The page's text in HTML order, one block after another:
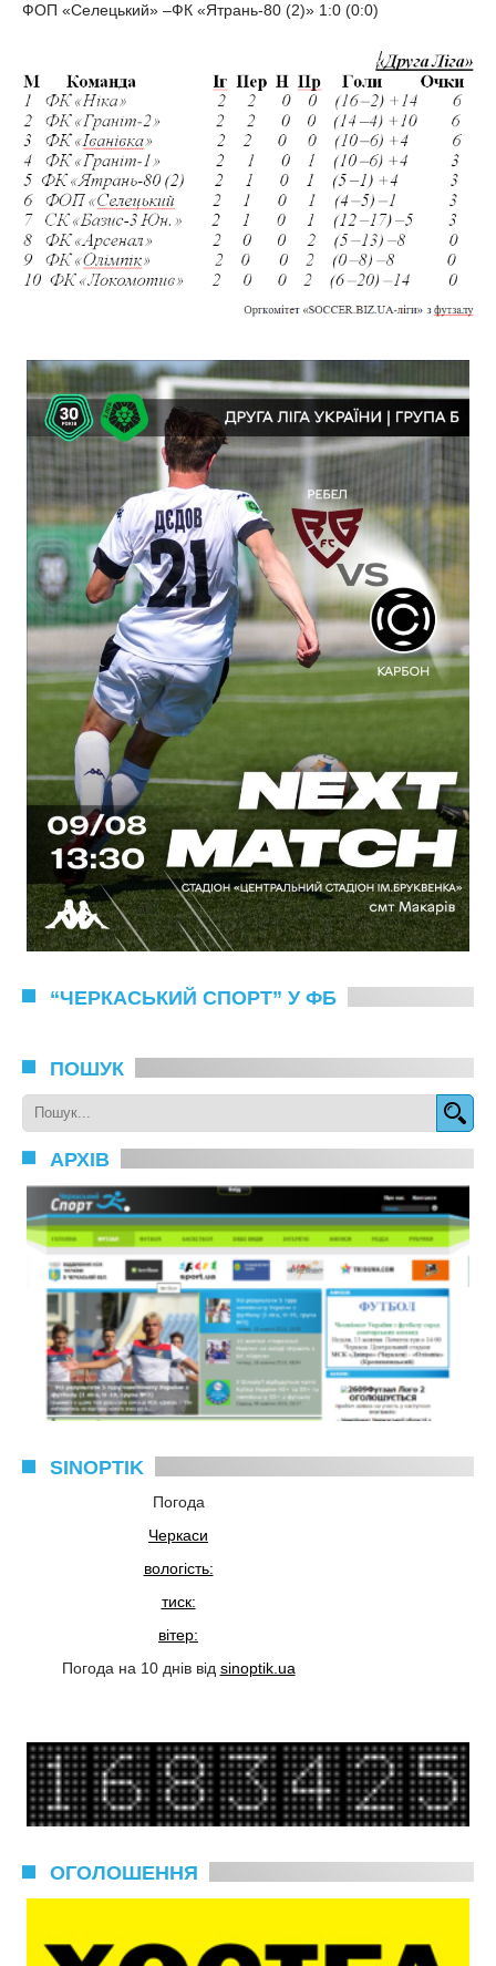
ФОП «Селецький» –ФК «Ятрань-80 (2)» 1:0 (0:0)
“ЧЕРКАСЬКИЙ СПОРТ” У ФБ
ПОШУК
АРХІВ
SINOPTIK
Погода
Черкаси
вологість:
тиск:
вітер:
Погода на 10 днів від sinoptik.ua
ОГОЛОШЕННЯ